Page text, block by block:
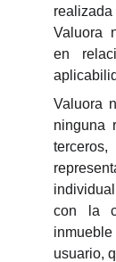
Valuora
en
Valuora
ninguna
con la
usuario,